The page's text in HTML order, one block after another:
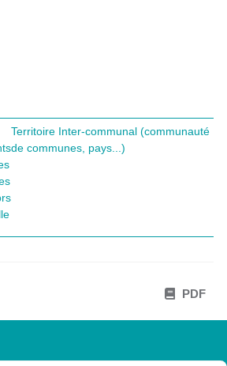
Territoire Inter-communal (communauté
de communes, pays...)
PDF